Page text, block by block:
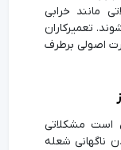
مانند خرابی
تعمیرکاران
اصولی برطرف
است مشکلاتی
شعله